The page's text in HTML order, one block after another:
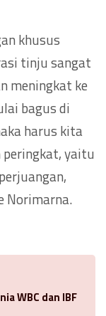
khusus
tinju sangat
meningkat ke
bagus di
harus kita
yaitu
Norimarna.
WBC dan IBF